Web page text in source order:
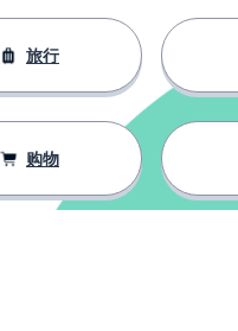
旅行
购物